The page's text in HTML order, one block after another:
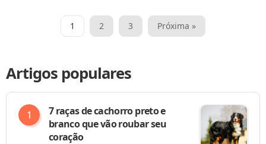
Paginação
posts
1 2 3 Próxima »
Artigos populares
7 raças de cachorro preto e
branco que vão roubar seu
coração